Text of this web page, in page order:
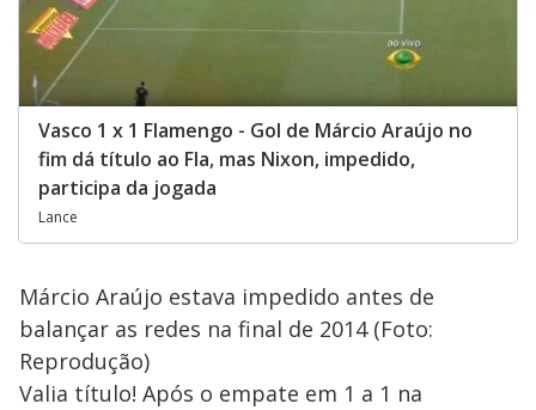
Vasco 1 x 1 Flamengo - Gol de Márcio Araújo no
fim dá título ao Fla, mas Nixon, impedido,
participa da jogada
Lance
Márcio Araújo estava impedido antes de
balançar as redes na final de 2014 (Foto:
Reprodução)
Valia título! Após o empate em 1 a 1 na